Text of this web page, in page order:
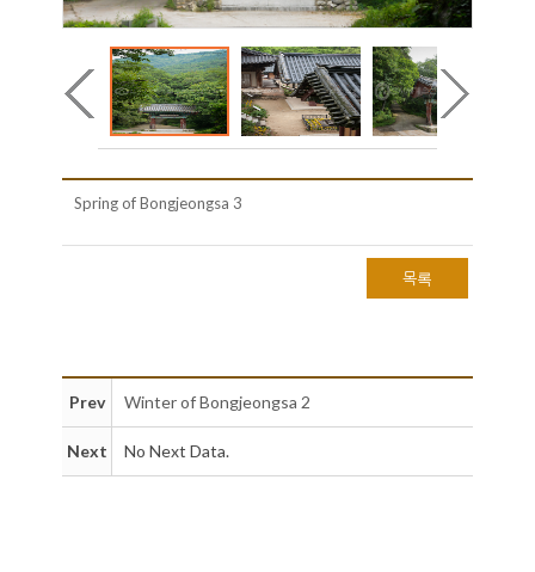
Spring of Bongjeongsa 3
목록
Prev Winter of Bongjeongsa 2
Next No Next Data.